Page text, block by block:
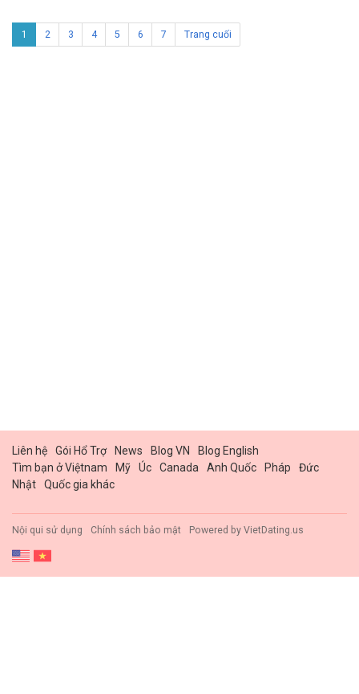
1 2 3 4 5 6 7 Trang cuối
Liên hệ Gói Hổ Trợ News Blog VN
Blog English
Tìm bạn ở Việtnam
Mỹ Úc Canada Anh Quốc Pháp
Đức
Nhật
Quốc gia khác
Nội qui sử dụng Chính sách bảo mật Powered by VietDating.us